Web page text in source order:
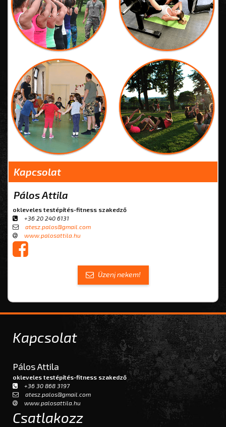
Kapcsolat
Pálos Attila
okleveles testépítés-fitness szakedző
+36 20 240 6131
atesz.palos@gmail.com
www.palosattila.hu
Üzenj nekem!
Kapcsolat
Pálos Attila
okleveles testépítés-fitness szakedző
+36 30 868 3197
atesz.palos@gmail.com
www.palosattila.hu
Csatlakozz